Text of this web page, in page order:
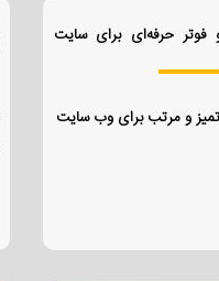
حرفه‌ای برای سایت
و مرتب برای وب سایت